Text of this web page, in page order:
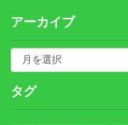
アーカイブ
タグ